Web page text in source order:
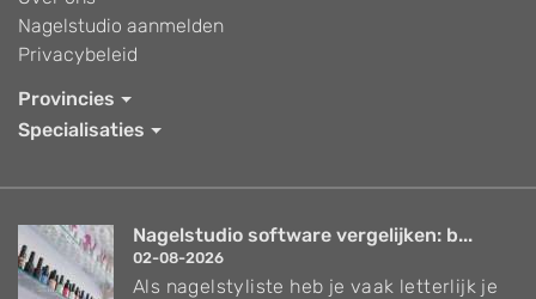
Nagelstudio aanmelden
Privacybeleid
Provincies
Specialisaties
Nagelstudio software vergelijken: b...
02-08-2026
Als nagelstyliste heb je vaak letterlijk je